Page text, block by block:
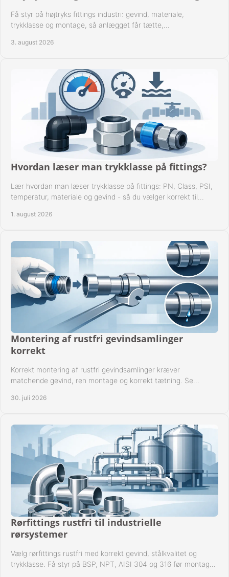
Få styr på højtryks fittings industri: gevind, materiale,
trykklasse og montage, så anlægget får tætte,
3. august 2026
Hvordan læser man trykklasse på fittings?
Lær hvordan man læser trykklasse på fittings: PN, Class, PSI,
temperatur, materiale og gevind - så du vælger korrekt til
1. august 2026
Montering af rustfri gevindsamlinger
korrekt
Korrekt montering af rustfri gevindsamlinger kræver
matchende gevind, ren montage og korrekt tætning. Se
30. juli 2026
Rørfittings rustfri til industrielle
rørsystemer
Vælg rørfittings rustfri med korrekt gevind, stålkvalitet og
trykklasse. Få styr på BSP, NPT, AISI 304 og 316 før montage